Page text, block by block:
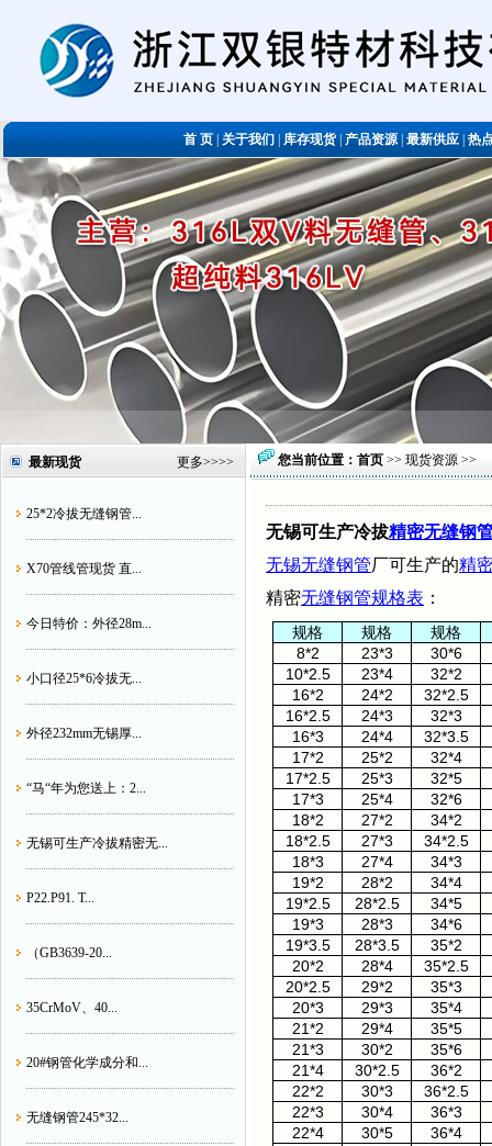
首 页关于我们库存现货|产品资源|最新供应|热
最新现货 更多>>>>
25*2冷拔无缝钢管...
X70管线管现货 直...
今日特价：外径28m...
小口径25*6冷拔无...
外径232mm无锡厚...
“马“年为您送上：2...
无锡可生产冷拔精密无...
P22.P91. T...
（GB3639-20...
35CrMoV、40...
20#钢管化学成分和...
无缝钢管245*32...
您当前位置： 首页 >> 现货资源 >>
无锡可生产冷拔精密无缝钢
无锡无缝钢管厂可生产的精
精密无缝钢管规格表 ：
规格 规格
规格
8*2
23*3
30*6
10*2.5
23*4
32*2
16*2
24*2
32*2.5
16*2.5
24*3
32*3
16*3
24*4
32*3.5
17*2
25*2
32*4
17*2.5
25*3
32*5
17*3
25*4
32*6
18*2
27*2
34*2
18*2.5
27*3
34*2.5
18*3
27*4
34*3
19*2
28*2
34*4
19*2.5
28*2.5
34*5
19*3
28*3
34*6
19*3.5
28*3.5
35*2
20*2
28*4
35*2.5
20*2.5
29*2
35*3
20*3
29*3
35*4
21*2
29*4
35*5
21*3
30*2
35*6
21*4
30*2.5
36*2
22*2
30*3
36*2.5
22*3
30*4
36*3
22*4
30*5
36*4